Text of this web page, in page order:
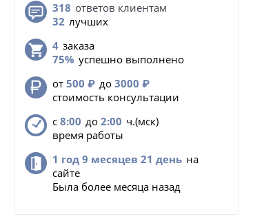
318 ответов клиентам
32 лучших
4 заказа
75% успешно выполнено
от 500 ₽ до 3000 ₽
стоимость консультации
с 8:00 до 2:00 ч.(мск)
время работы
1 год 9 месяцев 21 день на
сайте
Была более месяца назад